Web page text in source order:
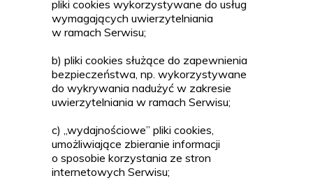
pliki cookies wykorzystywane do usług
wymagających uwierzytelniania
w ramach Serwisu;
b) pliki cookies służące do zapewnienia
bezpieczeństwa, np. wykorzystywane
do wykrywania nadużyć w zakresie
uwierzytelniania w ramach Serwisu;
c) „wydajnościowe” pliki cookies,
umożliwiające zbieranie informacji
o sposobie korzystania ze stron
internetowych Serwisu;